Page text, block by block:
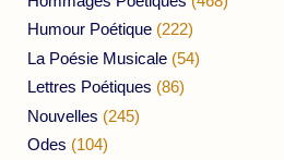
Humour Poétique (222)
La Poésie Musicale (54)
Lettres Poétiques (86)
Nouvelles (245)
Odes (104)